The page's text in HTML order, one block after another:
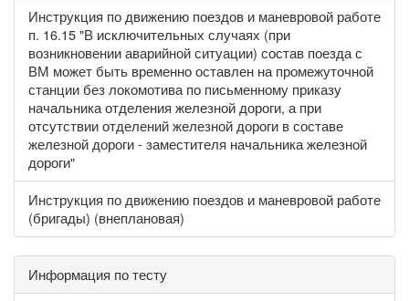
Инструкция по движению поездов и маневровой работе
п. 16.15 "В исключительных случаях (при
возникновении аварийной ситуации) состав поезда с
ВМ может быть временно оставлен на промежуточной
станции без локомотива по письменному приказу
начальника отделения железной дороги, а при
отсутствии отделений железной дороги в составе
железной дороги - заместителя начальника железной
дороги"
Инструкция по движению поездов и маневровой работе
(бригады) (внеплановая)
Информация по тесту